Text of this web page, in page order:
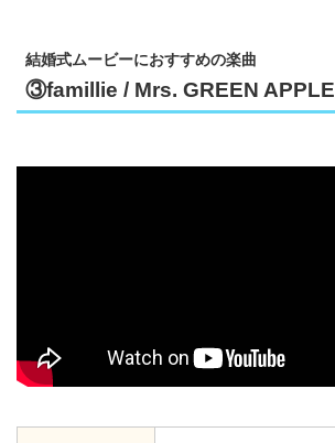
結婚式ムービーにおすすめの楽曲
③famillie / Mrs. GREEN APPLE